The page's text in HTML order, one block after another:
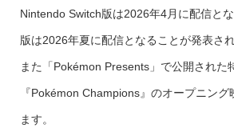
Nintendo Switch版は2026年4月に配信と
版は2026年夏に配信となることが発表され
また「Pokémon Presents」で公開された
『Pokémon Champions』のオープニン
ます。